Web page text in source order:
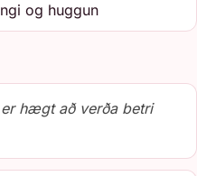
og huggun
hægt að verða betri